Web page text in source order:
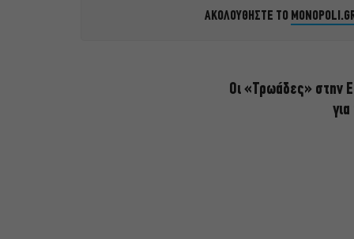
ΑΚΟΛΟΥΘΗΣΤΕ ΤΟ
Οι «Τρωάδες» στην